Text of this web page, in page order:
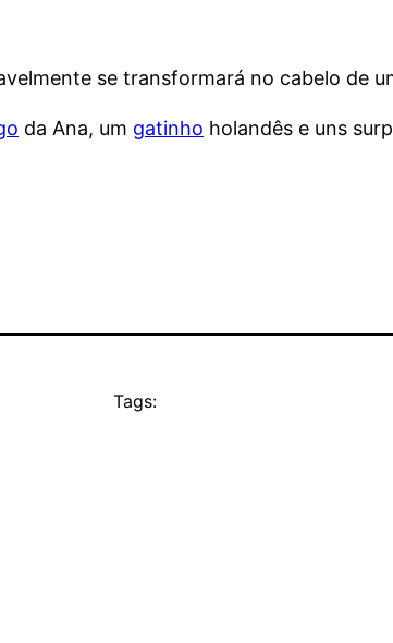
se transformará no cabelo de
da Ana, um gatinho holandês e uns
Tags: